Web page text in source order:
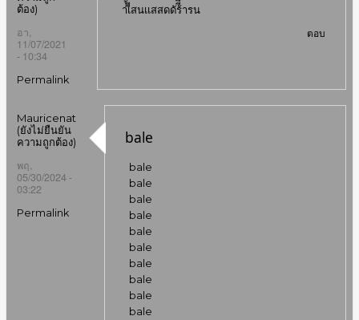
ต้อง)
อา,
11/07/2021
- 10:34
Permalink
า่้เีีสนเเสสดดัร้ีี่ารน
ตอบ
Mauricenat
(ยังไม่ยืนยัน
ความถูกต้อง)
พฤ,
05/30/2024 -
03:22
Permalink
bale
bale
bale
bale
bale
bale
bale
bale
bale
bale
bale